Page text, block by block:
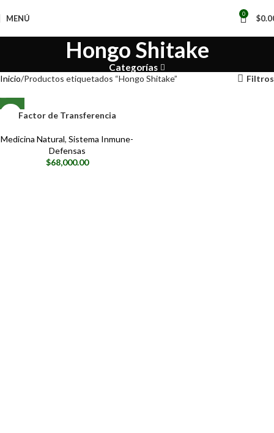
MENÚ 0 $
Hongo Shitake
Categorías
Inicio Productos etiquetados “Hongo Shitake” Filtros
Factor de Transferencia
Medicina Natural, Sistema Inmune-
Defensas
$68,000.00